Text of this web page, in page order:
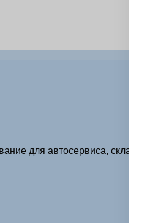
для автосервиса, склада и